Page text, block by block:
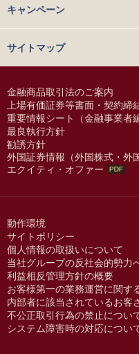
キャンペーン
サイトマップ
金融商品取引法のご案内
上場有価証券等書面・契約締
重要情報シート（金融事業者
最良執行方針
勧誘方針
外国証券情報（外国株式・外
エクイティ・オファー
動作環境
サイトポリシー
個人情報の取扱いについて
当社グループの反社会的勢力
利益相反管理方針の概要
お客様第一の業務運営に関す
内部者に該当されているお客
不公正取引行為の禁止につい
システム障害時の対応につい